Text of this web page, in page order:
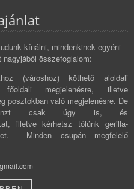
kínálni, mindenkinek egyéni
összefoglalom:
(városhoz) köthető aloldali
megjelenésre, illetve
posztokban való megjelenésre. De
pénzt csak úgy is, és
illetve kérhetsz tőlünk gerilla-
Minden csupán megfelelő